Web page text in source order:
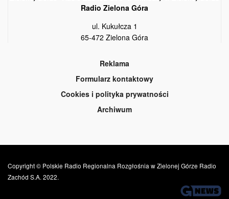
Radio Zielona Góra
ul. Kukułcza 1
65-472 Zielona Góra
Reklama
Formularz kontaktowy
Cookies i polityka prywatności
Archiwum
Copyright © Polskie Radio Regionalna Rozgłośnia w Zielonej Górze Radio
Zachód S.A. 2022.